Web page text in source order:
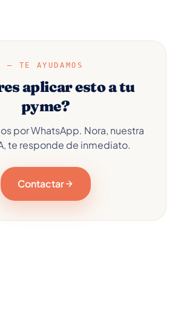
— TE AYUDAMOS
aplicar esto a tu
pyme?
por WhatsApp. Nora, nuestra
te responde de inmediato.
Contactar